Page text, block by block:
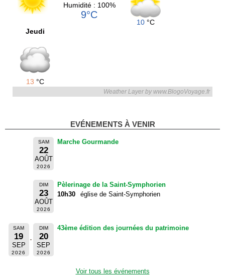
Humidité : 100%
9°C
10 °C
Jeudi
13 °C
Weather Layer by www.BlogoVoyage.fr
EVÉNEMENTS À VENIR
SAM
22
AOÛT
2026
Marche Gourmande
DIM
23
AOÛT
2026
Pèlerinage de la Saint-Symphorien
10h30
église de Saint-Symphorien
SAM
19
SEP
2026
DIM
20
SEP
2026
43ème édition des journées du patrimoine
Voir tous les événements